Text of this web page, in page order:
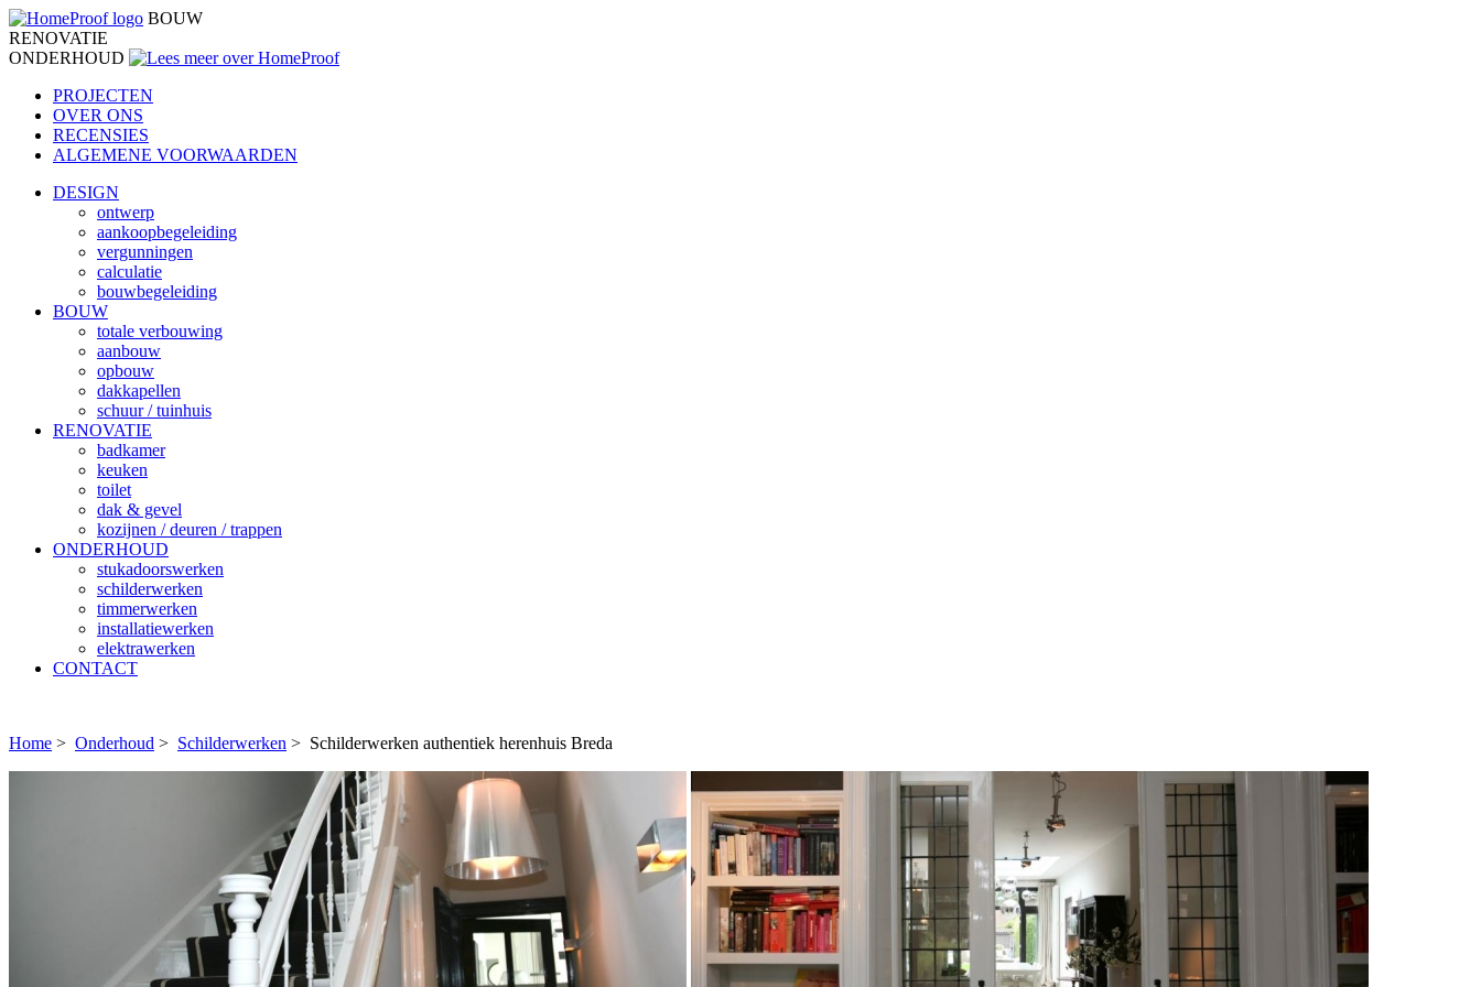
BOUW
RENOVATIE
ONDERHOUD
PROJECTEN
OVER ONS
RECENSIES
ALGEMENE VOORWAARDEN
DESIGN
ontwerp
aankoopbegeleiding
vergunningen
calculatie
bouwbegeleiding
BOUW
totale verbouwing
aanbouw
opbouw
dakkapellen
schuur / tuinhuis
RENOVATIE
badkamer
keuken
toilet
dak & gevel
kozijnen / deuren / trappen
ONDERHOUD
stukadoorswerken
schilderwerken
timmerwerken
installatiewerken
elektrawerken
CONTACT
Home > Onderhoud > Schilderwerken > Schilderwerken authentiek herenhuis Breda